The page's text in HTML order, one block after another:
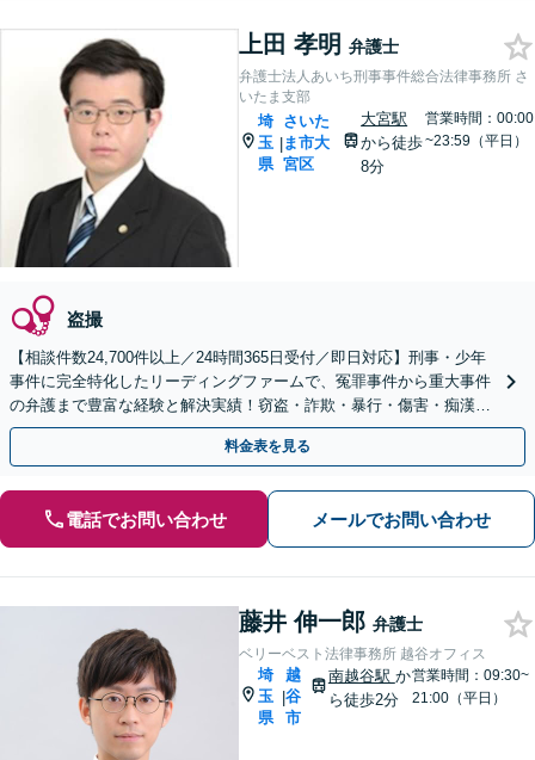
上田 孝明 弁護士
弁護士法人あいち刑事事件総合法律事務所 さ
いたま支部
埼
玉
県
|
さいた
ま市大
宮区
大宮駅
から徒歩
8分
営業時間：00:00
~23:59（平日）
盗撮
【相談件数24,700件以上／24時間365日受付／即日対応】刑事・少年
事件に完全特化したリーディングファームで、冤罪事件から重大事件
の弁護まで豊富な経験と解決実績！窃盗・詐欺・暴行・傷害・痴漢・
盗撮・薬物犯罪など幅広い分野に対応可能です！
料金表を見る
電話でお問い合わせ メールでお問い合わせ
藤井 伸一郎 弁護士
ベリーベスト法律事務所 越谷オフィス
埼
玉
県
|
越
谷
市
南越谷駅 か
ら徒歩2分
営業時間：09:30~
21:00（平日）